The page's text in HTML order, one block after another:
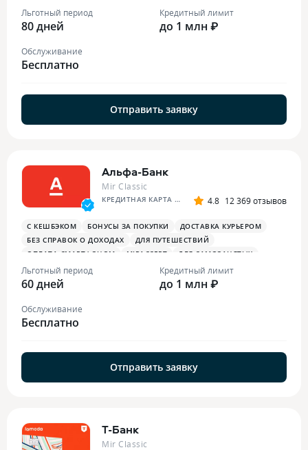
Льготный период
80 дней
Кредитный лимит
до 1 млн ₽
Обслуживание
Бесплатно
Отправить заявку
Альфа-Банк
Mir Classic
КРЕДИТНАЯ КАРТА АЛЬФА-БАНКА 4.8 12 369 отзывов
С КЕШБЭКОМ БОНУСЫ ЗА ПОКУПКИ
ДОСТАВКА КУРЬЕРОМ
БЕЗ СПРАВОК О ДОХОДАХ
ДЛЯ ПУТЕШЕСТВИЙ
ОПЛАТА СМАРТФОНОМ
MIRACCEPT
ДЛЯ САМОЗАНЯТЫХ
ПЛАТЕЖНЫЙ СТИКЕР
Льготный период
60 дней
Кредитный лимит
до 1 млн ₽
Обслуживание
Бесплатно
Отправить заявку
Т-Банк
Mir Classic